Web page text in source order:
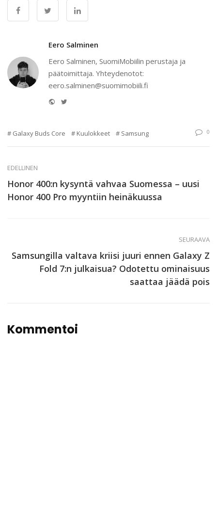
Eero Salminen
Eero Salminen, SuomiMobiilin perustaja ja
päätoimittaja. Yhteydenotot:
eero.salminen@suomimobiili.fi
Website
Galaxy Buds Core Kuulokkeet Samsung 0
EDELLINEN
Honor 400:n kysyntä vahvaa Suomessa – uusi
Honor 400 Pro myyntiin heinäkuussa
SEURAAVA
Samsungilla valtava kriisi juuri ennen Galaxy Z
Fold 7:n julkaisua? Odotettu ominaisuus
saattaa jäädä pois
Kommentoi